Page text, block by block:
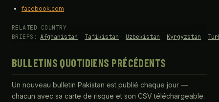
facebook.com
RELATED COUNTRY
BRIEFS: Afghanistan Tajikistan Uzbekistan Kyrgyzstan
BULLETINS QUOTIDIENS PRÉCÉDENTS
Un nouveau bulletin Pakistan est publié chaque jour —
chacun avec sa carte de risque et son CSV téléchargeable.